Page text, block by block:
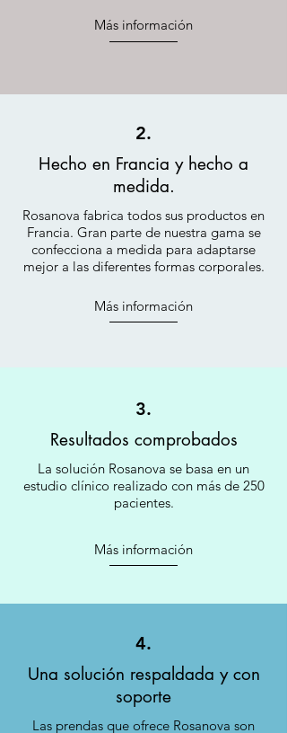
Más información
2.
Hecho en Francia y hecho a
medida.
Rosanova fabrica todos sus productos en
Francia. Gran parte de nuestra gama se
confecciona a medida para adaptarse
mejor a las diferentes formas corporales.
Más información
3.
Resultados comprobados
La solución Rosanova se basa en un
estudio clínico realizado con más de 250
pacientes.
Más información
4.
Una solución respaldada y con
soporte
Las prendas que ofrece Rosanova son